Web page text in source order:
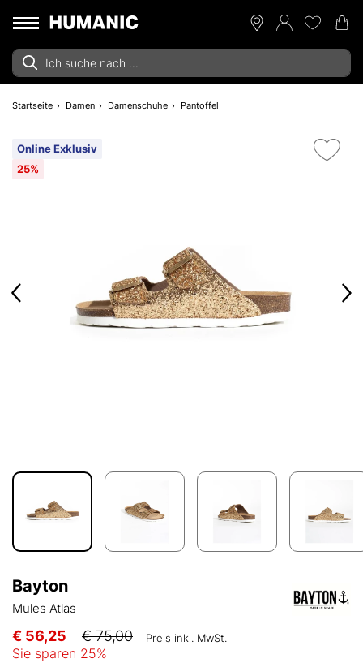
Startseite Damen Damenschuhe Pantoffel
Online Exklusiv
25%
Bayton
Mules Atlas
€ 56,25 € 75,00 Preis inkl. MwSt.
Sie sparen 25%